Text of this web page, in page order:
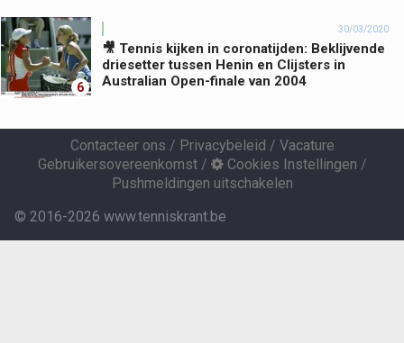
6
30/03/2020
🎥 Tennis kijken in coronatijden: Beklijvende
driesetter tussen Henin en Clijsters in
Australian Open-finale van 2004
Contacteer ons / Privacybeleid / Vacature
Gebruikersovereenkomst/ Cookies Instellingen /
Pushmeldingen uitschakelen
© 2016-2026 www.tenniskrant.be